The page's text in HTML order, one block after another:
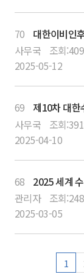
70
사무국
조회:
2025-05-12
69
사무국
조회:
2025-04-10
68
2025 세계
관리자
조회:
2025-03-05
1